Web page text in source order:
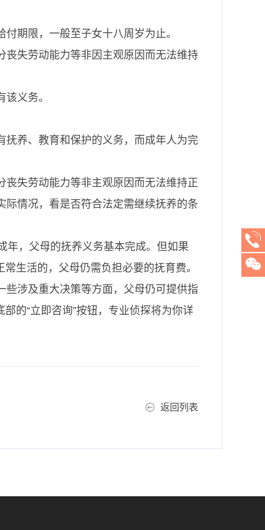
期限，一般至子女十八周岁为止。
失劳动能力等非因主观原因而无法维持
义务。
养、教育和保护的义务，而成年人为完
失劳动能力等非主观原因而无法维持正
情况，看是否符合法定需继续抚养的条
年，父母的抚养义务基本完成。但如果
生活的，父母仍需负担必要的抚育费。
涉及重大决策等方面，父母仍可提供指
的“立即咨询”按钮，专业侦探将为你详
返回列表